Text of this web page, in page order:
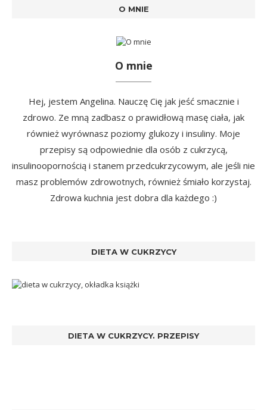
O MNIE
O mnie
Hej, jestem Angelina. Nauczę Cię jak jeść smacznie i
zdrowo. Ze mną zadbasz o prawidłową masę ciała, jak
również wyrównasz poziomy glukozy i insuliny. Moje
przepisy są odpowiednie dla osób z cukrzycą,
insulinoopornością i stanem przedcukrzycowym, ale jeśli nie
masz problemów zdrowotnych, również śmiało korzystaj.
Zdrowa kuchnia jest dobra dla każdego :)
DIETA W CUKRZYCY
DIETA W CUKRZYCY. PRZEPISY